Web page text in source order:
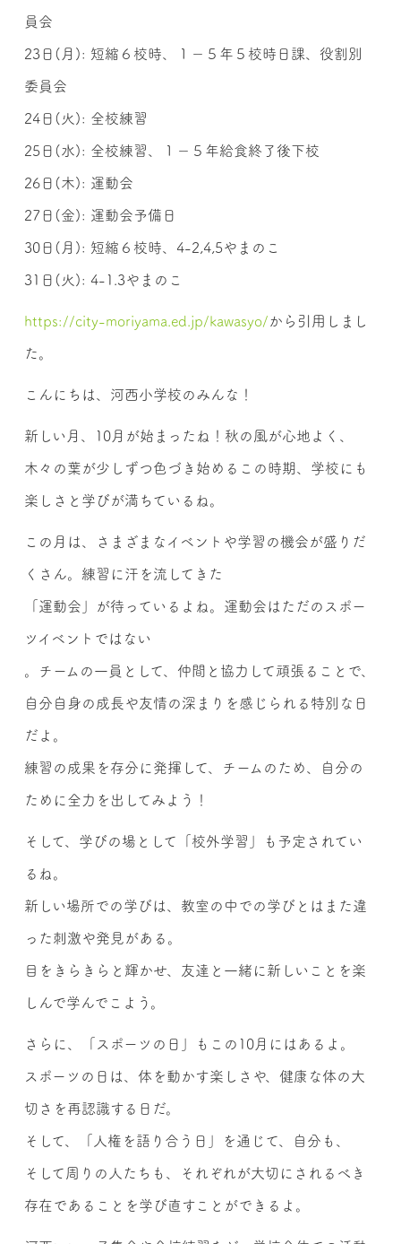
員会
23日(月): 短縮６校時、１−５年５校時日課、役割別
委員会
24日(火): 全校練習
25日(水): 全校練習、１−５年給食終了後下校
26日(木): 運動会
27日(金): 運動会予備日
30日(月): 短縮６校時、4-2,4,5やまのこ
31日(火): 4-1.3やまのこ
https://city-moriyama.ed.jp/kawasyo/から引用しまし
た。
こんにちは、河西小学校のみんな！
新しい月、10月が始まったね！秋の風が心地よく、
木々の葉が少しずつ色づき始めるこの時期、学校にも
楽しさと学びが満ちているね。
この月は、さまざまなイベントや学習の機会が盛りだ
くさん。練習に汗を流してきた
「運動会」が待っているよね。運動会はただのスポー
ツイベントではない
。チームの一員として、仲間と協力して頑張ることで、
自分自身の成長や友情の深まりを感じられる特別な日
だよ。
練習の成果を存分に発揮して、チームのため、自分の
ために全力を出してみよう！
そして、学びの場として「校外学習」も予定されてい
るね。
新しい場所での学びは、教室の中での学びとはまた違
った刺激や発見がある。
目をきらきらと輝かせ、友達と一緒に新しいことを楽
しんで学んでこよう。
さらに、「スポーツの日」もこの10月にはあるよ。
スポーツの日は、体を動かす楽しさや、健康な体の大
切さを再認識する日だ。
そして、「人権を語り合う日」を通じて、自分も、
そして周りの人たちも、それぞれが大切にされるべき
存在であることを学び直すことができるよ。